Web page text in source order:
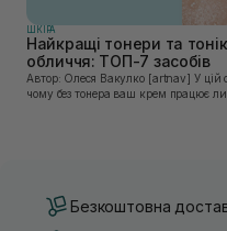
ШКIРА
Найкращі тонери та
обличчя: ТОП-7 засобів
Автор: Олеся Вакулко [artnav] У цій статті ми пояснимо,
чому без тонера ваш крем працює
Безкоштовна